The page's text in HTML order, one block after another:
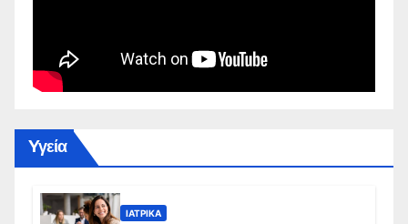
Yγεία
ΙΑΤΡΙΚΆ